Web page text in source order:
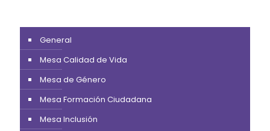
General
Mesa Calidad de Vida
Mesa de Género
Mesa Formación Ciudadana
Mesa Inclusión